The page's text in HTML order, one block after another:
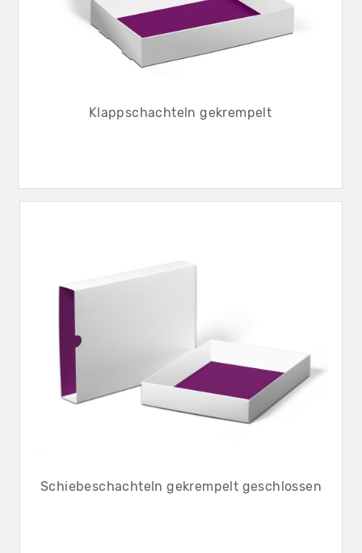
Klappschachteln gekrempelt
Schiebeschachteln gekrempelt geschlossen